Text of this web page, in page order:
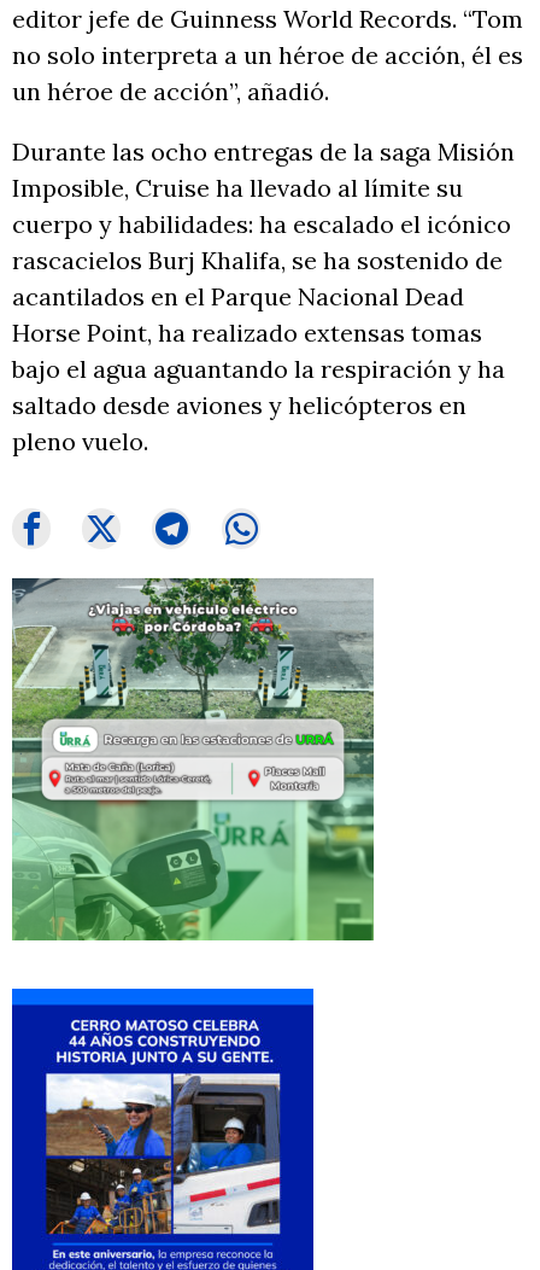
editor jefe de Guinness World Records. “Tom
no solo interpreta a un héroe de acción, él es
un héroe de acción”, añadió.
Durante las ocho entregas de la saga Misión
Imposible, Cruise ha llevado al límite su
cuerpo y habilidades: ha escalado el icónico
rascacielos Burj Khalifa, se ha sostenido de
acantilados en el Parque Nacional Dead
Horse Point, ha realizado extensas tomas
bajo el agua aguantando la respiración y ha
saltado desde aviones y helicópteros en
pleno vuelo.